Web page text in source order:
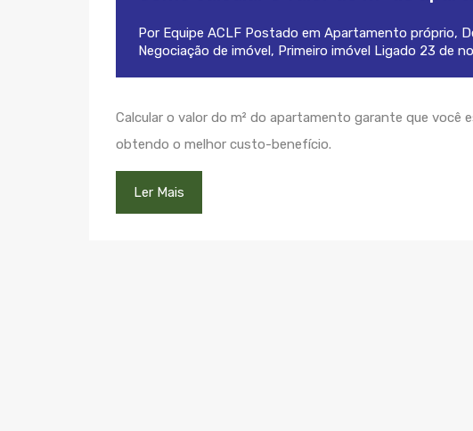
Por Equipe ACLF Postado em Apartamento próprio,
Negociação de imóvel, Primeiro imóvel Ligado 23 de
Calcular o valor do m² do apartamento garante que
obtendo o melhor custo-benefício.
Ler Mais